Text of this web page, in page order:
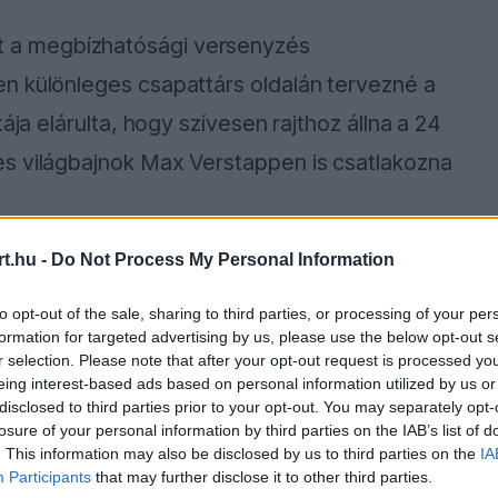
- Do Not Process My Personal Information
opt-out of the sale, sharing to third parties, or processing of your
for targeted advertising by us, please use the below opt-out
selection. Please note that after your opt-out request is processed
interest-based ads based on personal information utilized by us
to third parties prior to your opt-out. You may separately
of your personal information by third parties on the IAB’s list of
This information may also be disclosed by us to third parties on the
Participants that may further disclose it to other third parties.
megbízhatósági versenyzés
különleges csapattárs oldalán tervezné a
elárulta, hogy szívesen rajthoz állna a 24
világbajnok Max Verstappen is csatlakozna
nemcsak a legendás franciaországi
más sorozatokban is komoly célokat
nem tervezi, a sivatagi száguldás
the server or network failed or because the